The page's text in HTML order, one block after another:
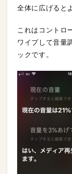
全体に広げると
これはコントロ
ワイプして音量
ックです。